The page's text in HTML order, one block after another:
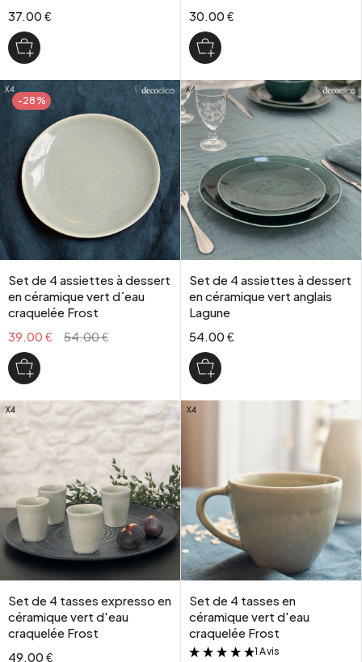
37.00 €
30.00 €
-28%
Set de 4 assiettes à dessert
en céramique vert d´eau
craquelée Frost
39.00 €
54.00 €
Set de 4 assiettes à dessert
en céramique vert anglais
Lagune
54.00 €
Set de 4 tasses expresso en
céramique vert d'eau
craquelée Frost
49.00 €
Set de 4 tasses en
céramique vert d'eau
craquelée Frost
&
1 Avis